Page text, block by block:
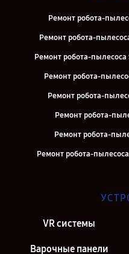
Ремонт робота-
Ремонт робота-
Ремонт робота-
Ремонт робота-
Ремонт робота-
Ремонт робота-
Ремонт робота-
Ремонт робота-
VR системы
Варочные панели